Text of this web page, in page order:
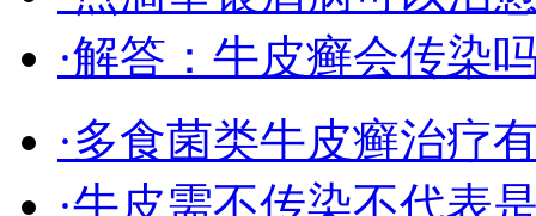
·解答：牛皮癣会传染
·多食菌类牛皮癣治疗
·牛皮需不传染不代表